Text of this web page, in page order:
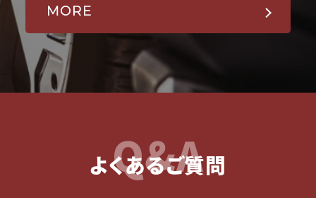
MORE
Q&A
よくあるご質問